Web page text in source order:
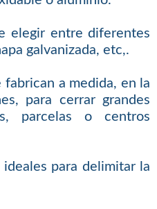
elegir entre diferentes
galvanizada, etc,.
fabrican a medida, en la
para cerrar grandes
parcelas o centros
para delimitar la